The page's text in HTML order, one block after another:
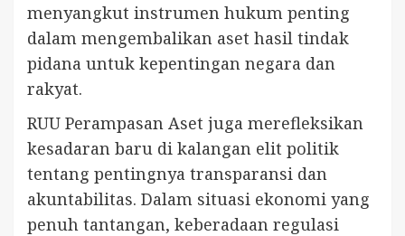
menyangkut instrumen hukum penting
dalam mengembalikan aset hasil tindak
pidana untuk kepentingan negara dan
rakyat.
RUU Perampasan Aset juga merefleksikan
kesadaran baru di kalangan elit politik
tentang pentingnya transparansi dan
akuntabilitas. Dalam situasi ekonomi yang
penuh tantangan, keberadaan regulasi